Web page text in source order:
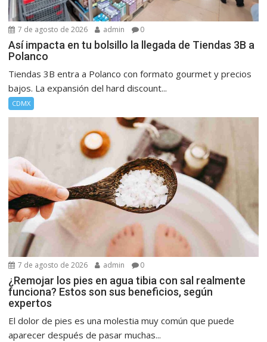
7 de agosto de 2026 admin 0
Así impacta en tu bolsillo la llegada de Tiendas 3B a
Polanco
Tiendas 3B entra a Polanco con formato gourmet y precios
bajos. La expansión del hard discount...
CDMX
7 de agosto de 2026 admin 0
¿Remojar los pies en agua tibia con sal realmente
funciona? Estos son sus beneficios, según
expertos
El dolor de pies es una molestia muy común que puede
aparecer después de pasar muchas...